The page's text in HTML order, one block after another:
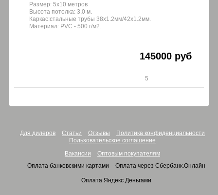
Размер: 5х10 метров
Высота потолка: 3,0 м.
Каркас:стальные трубы 38х1.2мм/42x1.2мм.
Материал: PVC - 500 г/м2.
145000 руб
5
Для дилеров Статьи Отзывы
Политика конфиденциальности
Пользовательское соглашение
Вакансии
Оптовым покупателям
Оплата банковскими картами
Оплата через Сбербанк.Онлайн
Оплата Яндекс.Деньгами